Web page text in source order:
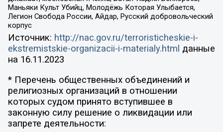
Маньяки Культ Убийц, Молодёжь Которая Улыбается,
Легион Свобода России, Айдар, Русский добровольческий
корпус
Источник: http://nac.gov.ru/terroristicheskie-i-
ekstremistskie-organizacii-i-materialy.html данные
на 16.11.2023
* Перечень общественных объединений и
религиозных организаций в отношении
которых судом принято вступившее в
законную силу решение о ликвидации или
запрете деятельности: